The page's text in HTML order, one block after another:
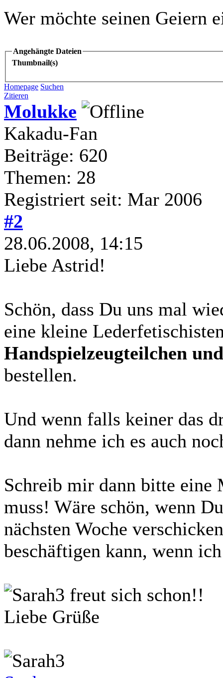
Wer möchte seinen Geiern
Angehängte Dateien
Thumbnail(s)
Homepage Suchen
Zitieren
Molukke
Kakadu-Fan
Beiträge: 620
Themen: 28
Registriert seit: Mar 2006
#2
28.06.2008, 14:15
Liebe Astrid!
Schön, dass Du uns mal
eine kleine
Handspielzeugteilchen
bestellen.
Und wenn falls keiner das
dann nehme ich es auch
Schreib mir dann bitte
muss! Wäre schön, wenn
nächsten Woche
beschäftigen kann, wenn
freut sich schon!!
Liebe Grüße